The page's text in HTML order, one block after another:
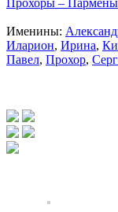
Прохоры – Пармены
Именины:
Иларион, Ирина,
Павел, Прохор,